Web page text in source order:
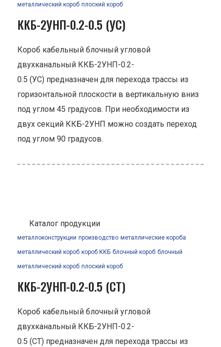
металлический короб плоский короб
ККБ-2УНП-0.2-0.5 (УС)
Короб кабельный блочный угловой
двухканальный ККБ-2УНП-0.2-
0.5 (УС) предназначен для перехода трассы из
горизонтальной плоскости в вертикальную вниз
под углом 45 градусов. При необходимости из
двух секций ККБ-2УНП можно создать переход
под углом 90 градусов.
Каталог продукции
металлоконструкции производство металлические короба
металлический короб короб ККБ блочный короб блочный
металлический короб плоский короб
ККБ-2УНП-0.2-0.5 (СТ)
Короб кабельный блочный угловой
двухканальный ККБ-2УНП-0.2-
0.5 (СТ) предназначен для перехода трассы из